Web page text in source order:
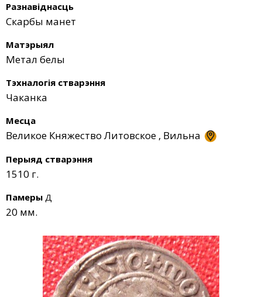
Разнавіднасць
Скарбы манет
Матэрыял
Метал белы
Тэхналогія стварэння
Чаканка
Месца
Великое Княжество Литовское , Вильна
Перыяд стварэння
1510 г.
Памеры Д
20 мм.